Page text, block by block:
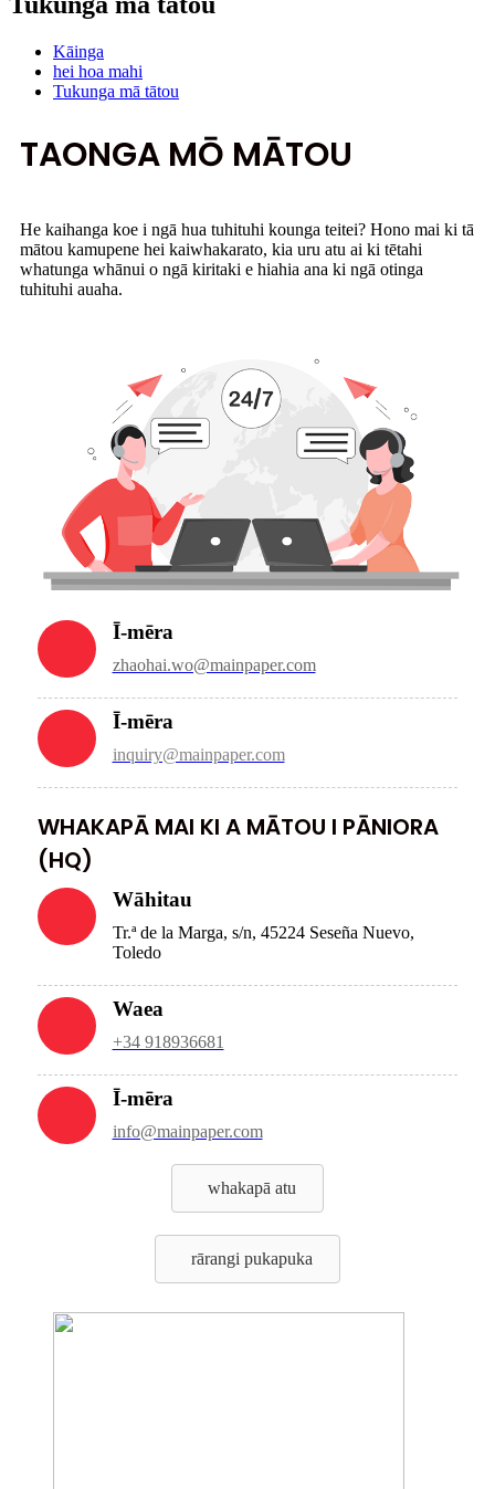
Kāinga
hei hoa mahi
Tukunga mā tātou
TAONGA MŌ MĀTOU
He kaihanga koe i ngā hua tuhituhi kounga teitei? Hono mai ki tā
mātou kamupene hei kaiwhakarato, kia uru atu ai ki tētahi
whatunga whānui o ngā kiritaki e hiahia ana ki ngā otinga
tuhituhi auaha.
Ī-mēra
zhaohai.wo@mainpaper.com
Ī-mēra
inquiry@mainpaper.com
WHAKAPĀ MAI KI A MĀTOU I PĀNIORA
(HQ)
Wāhitau
Tr.ª de la Marga, s/n, 45224 Seseña Nuevo,
Toledo
Waea
+34 918936681
Ī-mēra
info@mainpaper.com
whakapā atu
rārangi pukapuka